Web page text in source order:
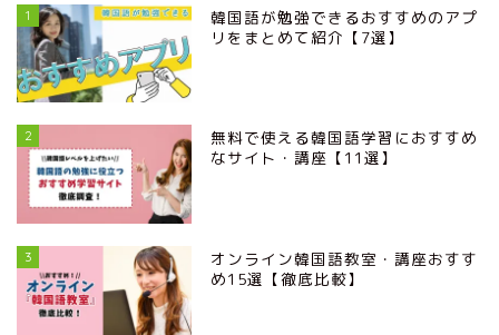
1
韓国語が勉強できるおすすめのアプ
リをまとめて紹介【7選】
2
無料で使える韓国語学習におすすめ
なサイト・講座【11選】
3
オンライン韓国語教室・講座おすす
め15選【徹底比較】